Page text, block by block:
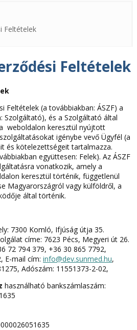
Feltételek
Feltételek
Feltételek (a továbbiakban: ÁSZF) a
Szolgáltató), és a Szolgáltató által
weboldalon keresztül nyújtott
igénybe vevő Ügyfél (a
és kötelezettségeit tartalmazza.
együttesen: Felek). Az ÁSZF
vonatkozik, amely a
keresztül történik, függetlenül
Magyarországról vagy külföldről, a
által történik.
7300 Komló, Ifjúság útja 35.
címe: 7623 Pécs, Megyeri út 26.
72 794 379, +36 30 865 7792,
E-mail cím: info@dev.sunmed.hu,
Adószám: 11551373-2-02,
használható bankszámlaszám: